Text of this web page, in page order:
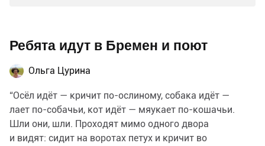
Ребята идут в Бремен и поют
Ольга Цурина
“Осёл идёт — кричит по-ослиному, собака идёт —
лает по-собачьи, кот идёт — мяукает по-кошачьи.
Шли они, шли. Проходят мимо одного двора
и видят: сидит на воротах петух и кричит во